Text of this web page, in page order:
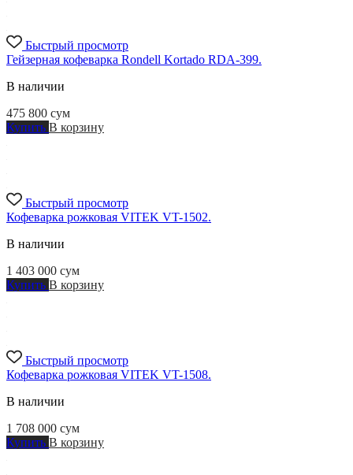
Быстрый просмотр
Гейзерная кофеварка Rondell Kortado RDA-399.
В наличии
475 800 сум
Купить В корзину
Быстрый просмотр
Кофеварка рожковая VITEK VT-1502.
В наличии
1 403 000 сум
Купить В корзину
Быстрый просмотр
Кофеварка рожковая VITEK VT-1508.
В наличии
1 708 000 сум
Купить В корзину